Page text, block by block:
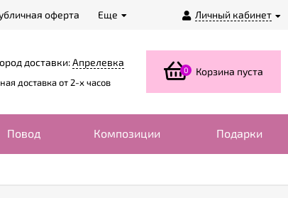
Личный кабинет
оферта Еще
доставки:Апрелевка
доставка от 2-х часов
0 Корзина пуста
Повод Композиции Подарки